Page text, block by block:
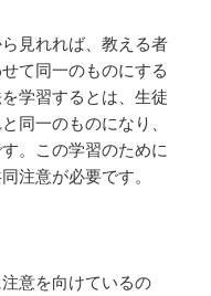
見れれば、教える者
て同一のものにする
学習するとは、生徒
同一のものになり、
。この学習のために
注意が必要です。
意を向けているの